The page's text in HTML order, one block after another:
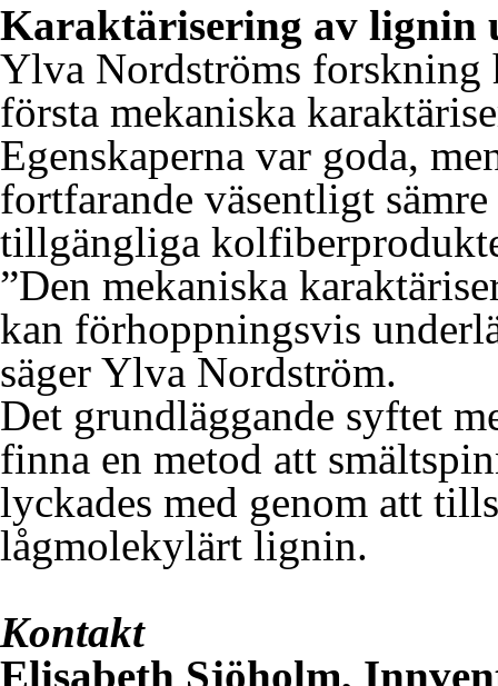
Karaktärisering av lignin
Ylva Nordströms forskning
första mekaniska
Egenskaperna var goda,
fortfarande väsentligt
tillgängliga
”Den mekaniska
kan förhoppningsvis
säger Ylva Nordström.
Det grundläggande syftet
finna en metod att
lyckades med genom att
lågmolekylärt lignin.
Kontakt
Elisabeth Sjöholm,